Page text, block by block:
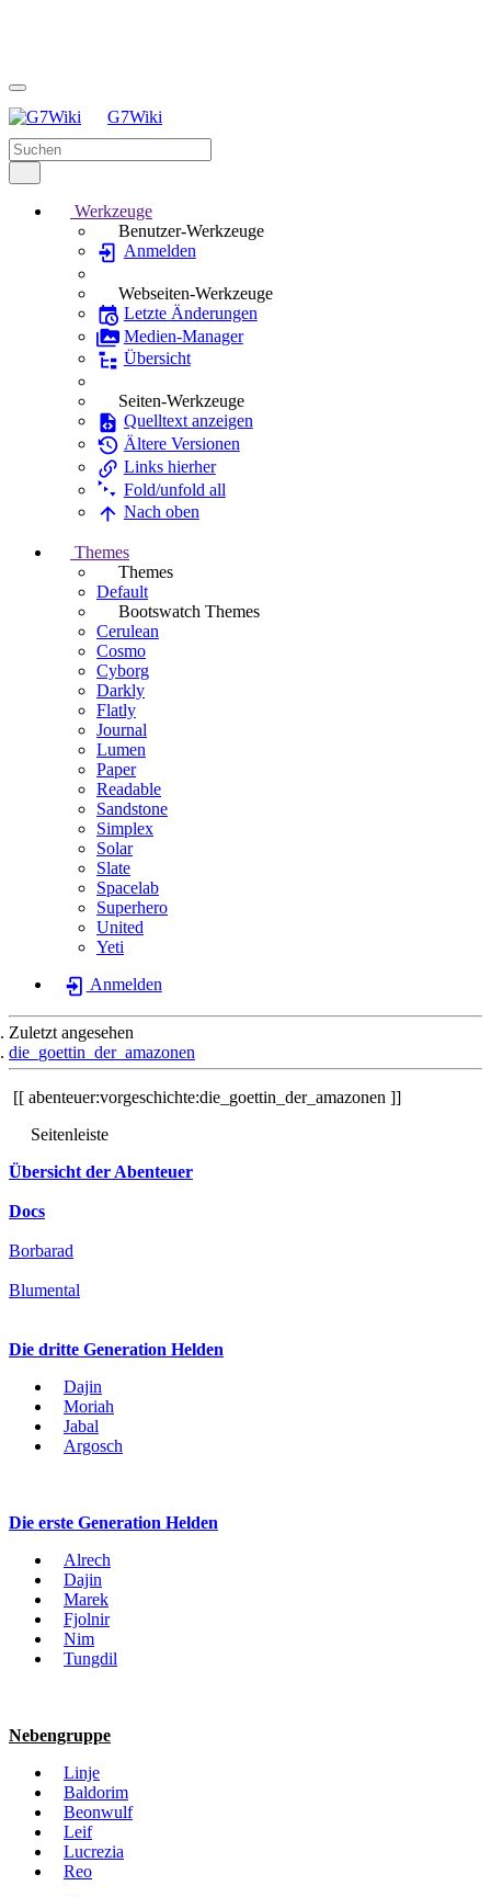
G7Wiki
Werkzeuge
Benutzer-Werkzeuge
Anmelden
Webseiten-Werkzeuge
Letzte Änderungen
Medien-Manager
Übersicht
Seiten-Werkzeuge
Quelltext anzeigen
Ältere Versionen
Links hierher
Fold/unfold all
Nach oben
Themes
Themes
Default
Bootswatch Themes
Cerulean
Cosmo
Cyborg
Darkly
Flatly
Journal
Lumen
Paper
Readable
Sandstone
Simplex
Solar
Slate
Spacelab
Superhero
United
Yeti
Anmelden
Zuletzt angesehen
die_goettin_der_amazonen
abenteuer:vorgeschichte:die_goettin_der_amazonen
Seitenleiste
Übersicht der Abenteuer
Docs
Borbarad
Blumental
Die dritte Generation Helden
Dajin
Moriah
Jabal
Argosch
Die erste Generation Helden
Alrech
Dajin
Marek
Fjolnir
Nim
Tungdil
Nebengruppe
Linje
Baldorim
Beonwulf
Leif
Lucrezia
Reo